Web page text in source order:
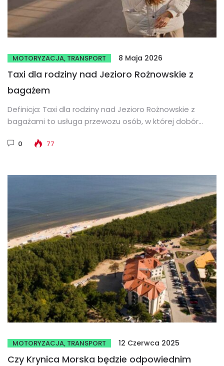
MOTORYZACJA, TRANSPORT 8 Maja 2026
Taxi dla rodziny nad Jezioro Rożnowskie z
bagażem
Definicja: Taxi dla rodziny nad Jezioro Rożnowskie z
bagażami to usługa przewozu osób, w której dobór
0 77
MOTORYZACJA, TRANSPORT 12 Czerwca 2025
Czy Krynica Morska będzie odpowiednim